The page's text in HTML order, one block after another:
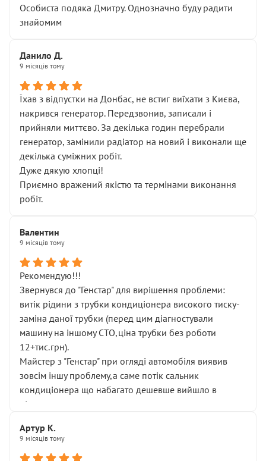
Особиста подяка Дмитру. Однозначно буду радити
знайомим
Данило Д.
9 місяців тому
Їхав з відпустки на Донбас, не встиг виїхати з Києва,
накрився генератор. Передзвонив, записали і
прийняли миттєво. За декілька годин перебрали
генератор, замінили радіатор на новий і виконали ще
декілька суміжних робіт.
Дуже дякую хлопці!
Приємно вражений якістю та термінами виконання
робіт.
Валентин
9 місяців тому
Рекомендую!!!
Звернувся до "Генстар" для вирішення проблеми:
витік рідини з трубки кондиціонера високого тиску-
заміна даної трубки (перед цим діагностували
машину на іншому СТО,ціна трубки без роботи
12+тис.грн).
Майстер з "Генстар" при огляді автомобіля виявив
зовсім іншу проблему,а саме потік сальник
кондиціонера що набагато дешевше вийшло в
підсумку.
Артур К.
9 місяців тому